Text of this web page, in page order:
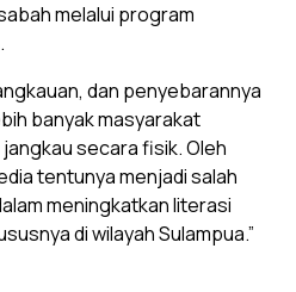
melalui program
dan penyebarannya
banyak masyarakat
secara fisik. Oleh
tentunya menjadi salah
meningkatkan literasi
di wilayah Sulampua.”